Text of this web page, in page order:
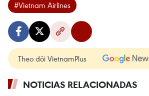
#Vietnam Airlines
Theo dõi VietnamPlus
NOTICIAS RELACIONADAS